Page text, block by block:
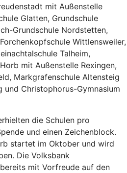
mit Außenstelle
Glatten, Grundschule
Grundschule Nordstetten,
Wittlensweiler,
Talheim,
mit Außenstelle Rexingen,
Markgrafenschule Altensteig
und Christophorus-Gymnasium
die Schulen pro
und einen Zeichenblock.
startet im Oktober und wird
Die Volksbank
mit Vorfreude auf den